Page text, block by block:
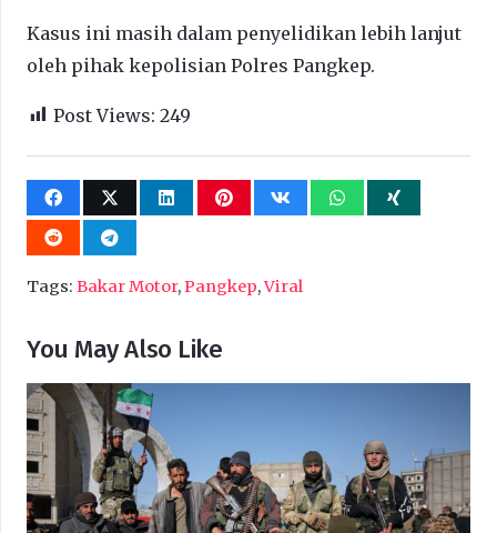
Kasus ini masih dalam penyelidikan lebih lanjut
oleh pihak kepolisian Polres Pangkep.
Post Views: 249
Tags: Bakar Motor,Pangkep,Viral
You May Also Like